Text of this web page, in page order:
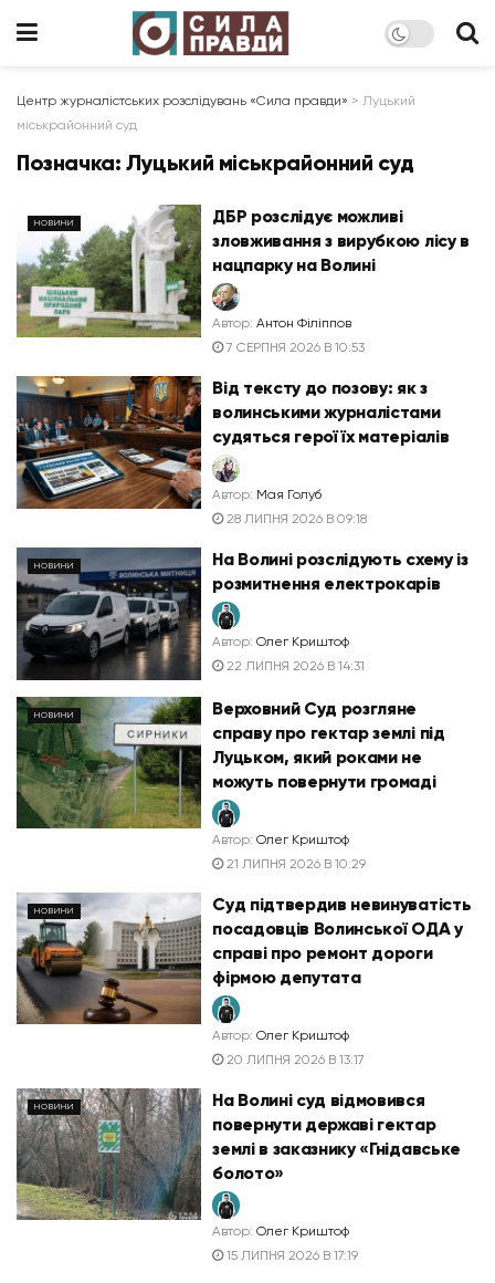
Центр журналістських розслідувань «Сила правди» > Луцький
міськрайонний суд
Позначка: Луцький міськрайонний суд
НОВИНИ
ДБР розслідує можливі
зловживання з вирубкою лісу в
нацпарку на Волині
Автор: Антон Філіппов
7 СЕРПНЯ 2026 В 10:53
Від тексту до позову: як з
волинськими журналістами
судяться герої їх матеріалів
Автор: Мая Голуб
28 ЛИПНЯ 2026 В 09:18
НОВИНИ
На Волині розслідують схему із
розмитнення електрокарів
Автор: Олег Криштоф
22 ЛИПНЯ 2026 В 14:31
НОВИНИ
Верховний Суд розгляне
справу про гектар землі під
Луцьком, який роками не
можуть повернути громаді
Автор: Олег Криштоф
21 ЛИПНЯ 2026 В 10:29
НОВИНИ
Суд підтвердив невинуватість
посадовців Волинської ОДА у
справі про ремонт дороги
фірмою депутата
Автор: Олег Криштоф
20 ЛИПНЯ 2026 В 13:17
НОВИНИ
На Волині суд відмовився
повернути державі гектар
землі в заказнику «Гнідавське
болото»
Автор: Олег Криштоф
15 ЛИПНЯ 2026 В 17:19